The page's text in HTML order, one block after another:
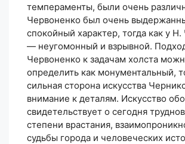
темпераменты, были очень
Червоненко был очень
спокойный характер, тогда как у
— неугомонный и взрывной.
Червоненко к задачам холста
определить как монументальный,
сильная сторона искусства
внимание к деталям. Искусство
свидетельствует о сегодня
степени врастания,
судьбы города и человеческих